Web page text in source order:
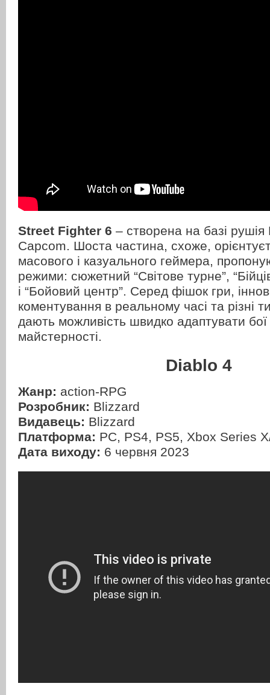
Street Fighter 6 – створена на базі рушія
Capcom. Шоста частина, схоже,
масового і казуального геймера,
режими: сюжетний “Світове турне”,
і “Бойовий центр”. Серед фішок гри,
коментування в реальному часі та різні
дають можливість швидко адаптувати бої
майстерності.
Diablo 4
Жанр: action-RPG
Розробник: Blizzard
Видавець: Blizzard
Платформа: PC, PS4, PS5, Xbox Series
Дата виходу: 6 червня 2023